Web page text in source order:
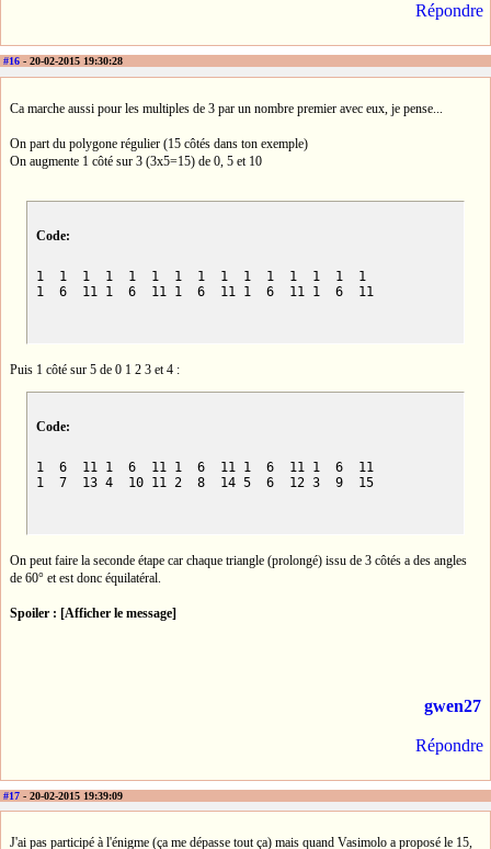
Répondre
#16 - 20-02-2015 19:30:28
Ca marche aussi pour les multiples de 3 par un nombre premier avec eux, je pense...
On part du polygone régulier (15 côtés dans ton exemple)
On augmente 1 côté sur 3 (3x5=15) de 0, 5 et 10
Code:
1  1  1  1  1  1  1  1  1  1  1  1  1  1  1
1  6  11 1  6  11 1  6  11 1  6  11 1  6  11
Puis 1 côté sur 5 de 0 1 2 3 et 4 :
Code:
1  6  11 1  6  11 1  6  11 1  6  11 1  6  11
1  7  13 4  10 11 2  8  14 5  6  12 3  9  15
On peut faire la seconde étape car chaque triangle (prolongé) issu de 3 côtés a des angles
de 60° et est donc équilatéral.
Spoiler : [Afficher le message]
gwen27
Répondre
#17 - 20-02-2015 19:39:09
J'ai pas participé à l'énigme (ça me dépasse tout ça) mais quand Vasimolo a proposé le 15,